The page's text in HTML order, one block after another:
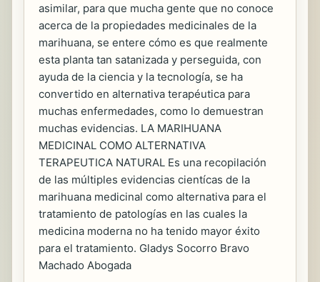
asimilar, para que mucha gente que no conoce
acerca de la propiedades medicinales de la
marihuana, se entere cómo es que realmente
esta planta tan satanizada y perseguida, con
ayuda de la ciencia y la tecnología, se ha
convertido en alternativa terapéutica para
muchas enfermedades, como lo demuestran
muchas evidencias. LA MARIHUANA
MEDICINAL COMO ALTERNATIVA
TERAPEUTICA NATURAL Es una recopilación
de las múltiples evidencias cientícas de la
marihuana medicinal como alternativa para el
tratamiento de patologías en las cuales la
medicina moderna no ha tenido mayor éxito
para el tratamiento. Gladys Socorro Bravo
Machado Abogada